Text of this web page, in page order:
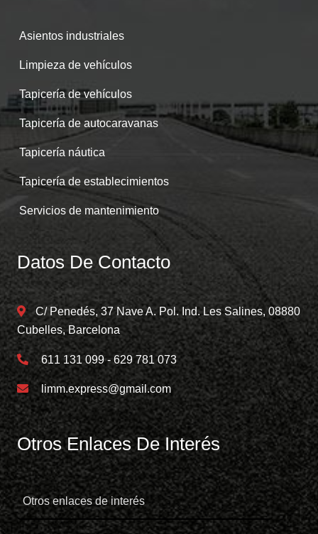
Asientos industriales
Limpieza de vehículos
Tapicería de vehículos
Tapicería de autocaravanas
Tapicería náutica
Tapicería de establecimientos
Servicios de mantenimiento
Datos De Contacto
C/ Penedés, 37 Nave A. Pol. Ind. Les Salines, 08880
Cubelles, Barcelona
611 131 099 - 629 781 073
limm.express@gmail.com
Otros Enlaces De Interés